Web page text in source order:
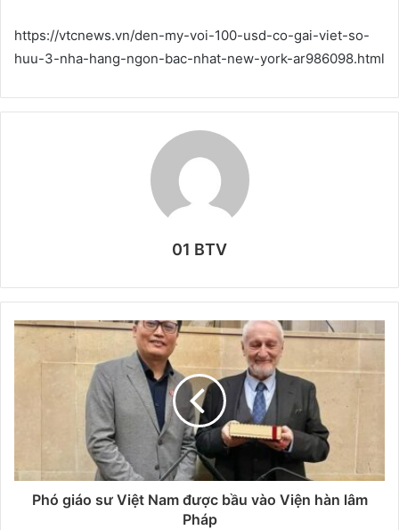
https://vtcnews.vn/den-my-voi-100-usd-co-gai-viet-so-
huu-3-nha-hang-ngon-bac-nhat-new-york-ar986098.html
01 BTV
Phó giáo sư Việt Nam được bầu vào Viện hàn lâm
Pháp